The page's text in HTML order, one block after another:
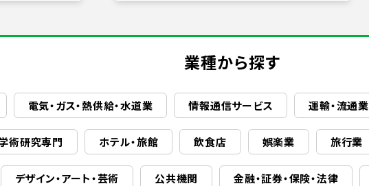
業種から探す
電気・ガス・熱供給・水道業 情報通信サービス 運輸・流通業
術研究専門 ホテル・旅館 飲食店 娯楽業 旅行業
デザイン・アート・芸術 公共機関 金融・証券・保険・法律